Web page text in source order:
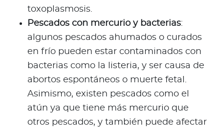
toxoplasmosis.
Pescados con mercurio y bacterias:
algunos pescados ahumados o curados
en frío pueden estar contaminados con
bacterias como la listeria, y ser causa de
abortos espontáneos o muerte fetal.
Asimismo, existen pescados como el
atún ya que tiene más mercurio que
otros pescados, y también puede afectar